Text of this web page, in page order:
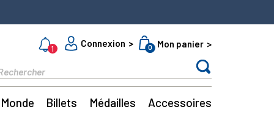
1
Connexion 0 Mon panier
Monde Billets Médailles Accessoires